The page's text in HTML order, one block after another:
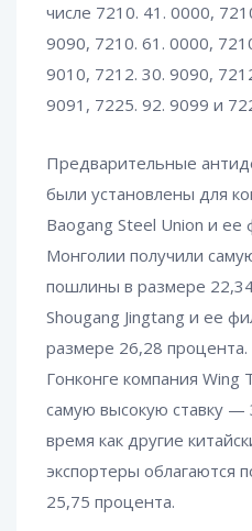
числе 7210. 41. 0000,
9090, 7210. 61. 0000,
9010, 7212. 30. 9090,
9091, 7225. 92. 9099 и
Предварительные
были установлены для
Baogang Steel Union и
Монголии получили
пошлины в размере
Shougang Jingtang и ее
размере 26,28
Гонконге компания Wing
самую высокую ставку —
время как другие
экспортеры облагаются
25,75 процента.